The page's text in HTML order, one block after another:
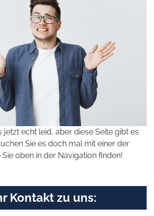
jetzt echt leid, aber diese Seite gibt es
Sie es doch mal mit einer der
oben in der Navigation finden!
Kontakt zu uns: